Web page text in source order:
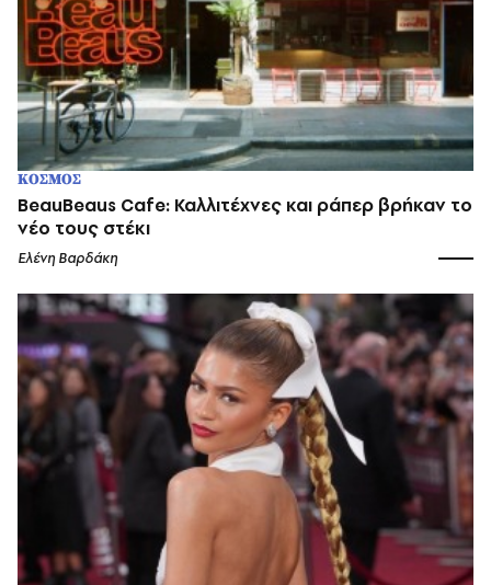
ΚΟΣΜΟΣ
BeauBeaus Cafe: Καλλιτέχνες και ράπερ βρήκαν το
νέο τους στέκι
Ελένη Βαρδάκη